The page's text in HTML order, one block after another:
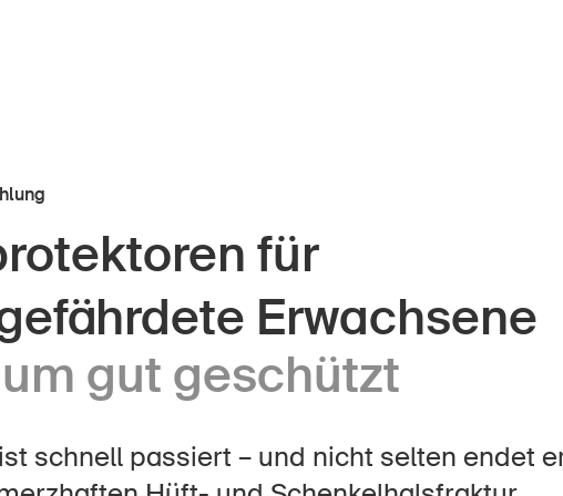
Kindheit
Schule
Über die BFU
Medien
Politik
Kampagnen
für
Erwachsene
gut geschützt
schnell passiert – und nicht selten endet